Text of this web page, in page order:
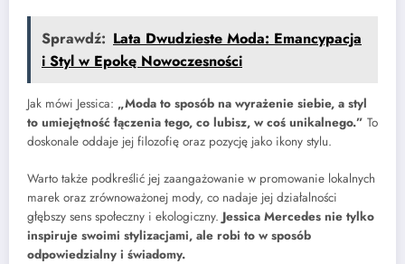
Sprawdź: Lata Dwudzieste Moda: Emancypacja
i Styl w Epokę Nowoczesności
Jak mówi Jessica: „Moda to sposób na wyrażenie siebie, a styl
to umiejętność łączenia tego, co lubisz, w coś unikalnego.” To
doskonale oddaje jej filozofię oraz pozycję jako ikony stylu.
Warto także podkreślić jej zaangażowanie w promowanie lokalnych
marek oraz zrównoważonej mody, co nadaje jej działalności
głębszy sens społeczny i ekologiczny. Jessica Mercedes nie tylko
inspiruje swoimi stylizacjami, ale robi to w sposób
odpowiedzialny i świadomy.